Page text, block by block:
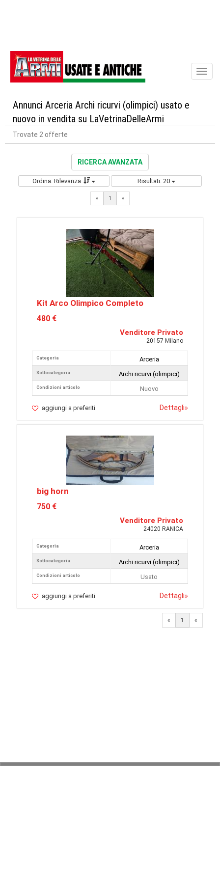
Annunci Arceria Archi ricurvi (olimpici) usato e
nuovo in vendita su LaVetrinaDelleArmi
Trovate 2 offerte
RICERCA AVANZATA
Ordina: Rilevanza Risultati: 20
« 1 «
Kit Arco Olimpico Completo
480 €
Venditore Privato
20157 Milano
Categoria
Sottocategoria
Condizioni articolo
Arceria
Archi ricurvi (olimpici)
Nuovo
aggiungi a preferiti Dettagli»
big horn
750 €
Venditore Privato
24020 RANICA
Categoria
Sottocategoria
Condizioni articolo
Arceria
Archi ricurvi (olimpici)
Usato
aggiungi a preferiti Dettagli»
« 1 «